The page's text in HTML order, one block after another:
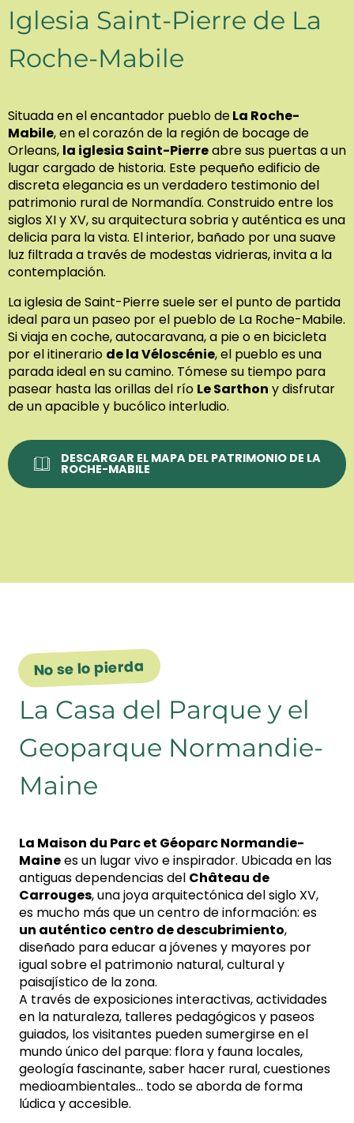
Iglesia Saint-Pierre de La
Roche-Mabile
Situada en el encantador pueblo deLa Roche-
Mabile, en el corazón de la región de bocage de
Orleans, la iglesia Saint-Pierreabre sus puertas a un
lugar cargado de historia. Este pequeño edificio de
discreta elegancia es un verdadero testimonio del
patrimonio rural de Normandía. Construido entre los
siglos XI y XV, su arquitectura sobria y auténtica es una
delicia para la vista. El interior, bañado por una suave
luz filtrada a través de modestas vidrieras, invita a la
contemplación.
La iglesia de Saint-Pierre suele ser el punto de partida
ideal para un paseo por el pueblo de La Roche-Mabile.
Si viaja en coche, autocaravana, a pie o en bicicleta
por el itinerario de la Véloscénie, el pueblo es una
parada ideal en su camino. Tómese su tiempo para
pasear hasta las orillas del río Le Sarthon y disfrutar
de un apacible y bucólico interludio.
DESCARGAR EL MAPA DEL PATRIMONIO DE LA
ROCHE-MABILE
No se lo pierda
La Casa del Parque y el
Geoparque Normandie-
Maine
La Maison du Parc et Géoparc Normandie-
Mainees un lugar vivo e inspirador. Ubicada en las
antiguas dependencias del Château de
Carrouges, una joya arquitectónica del siglo XV,
es mucho más que un centro de información: es
un auténtico centro de descubrimiento,
diseñado para educar a jóvenes y mayores por
igual sobre el patrimonio natural, cultural y
paisajístico de la zona.
A través de exposiciones interactivas, actividades
en la naturaleza, talleres pedagógicos y paseos
guiados, los visitantes pueden sumergirse en el
mundo único del parque: flora y fauna locales,
geología fascinante, saber hacer rural, cuestiones
medioambientales… todo se aborda de forma
lúdica y accesible.